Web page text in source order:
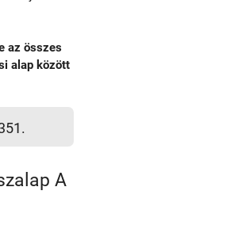
az összes
alap között
A